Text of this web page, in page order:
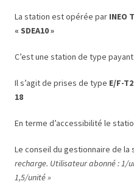
La station est opérée par INEO
« SDEA10 »
C’est une station de type payant
Il s’agit de prises de type E/F-T2
18
En terme d’accessibilité le
Le conseil du gestionnaire de la
recharge. Utilisateur abonné : 1/
1,5/unité »